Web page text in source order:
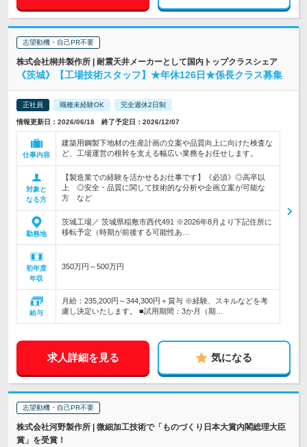
志望動機・自己PR不要
株式会社桐井製作所 | 耐震天井メーカーとして国内トップクラスシェア
《茨城》【工場技術スタッフ】★年休126日★係長クラス募集
正社員 職種未経験OK 完全週休2日制
情報更新日：2026/06/18 終了予定日：2026/12/07
仕事内容
建築用鋼製下地材の生産計画の立案や品質向上に向けた検査な
ど、工場運営の根幹を支える幅広い業務をお任せします。
対象と
なる方
【製造業での経験を活かせるお仕事です】《必須》◎高卒以
上 ◎安全・品質に関して技術的な分析や企画立案が可能な
方 など
勤務地
茨城工場／ 茨城県稲敷市西代491 ※2026年8月より下記住所に
移転予定（時期が前後する可能性あ…
初年度
年収
350万円～500万円
給与
月給：235,200円～344,300円＋賞与 ※経験、スキルなどを考
慮し決定いたします。 ■試用期間：3か月（期…
求人詳細を見る 気になる
志望動機・自己PR不要
株式会社河野製作所 | 微細加工技術で「ものづくり日本大賞内閣総理大臣
賞」を受賞！